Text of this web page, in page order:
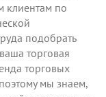
клиентам по
подобрать
торговая
торговых
мы знаем,